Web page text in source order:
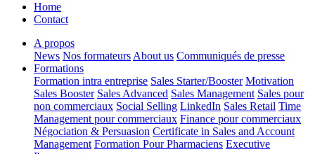
Home
Contact
A propos
News Nos formateursAbout us Communiqués de presse
Formations
Formation intra entreprise Sales Starter/Booster Motivation
Sales Booster Sales Advanced Sales Management Sales pour
non commerciaux Social Selling LinkedIn Sales Retail Time
Management pour commerciaux Finance pour commerciaux
Négociation & Persuasion Certificate in Sales and Account
Management Formation Pour Pharmaciens Executive